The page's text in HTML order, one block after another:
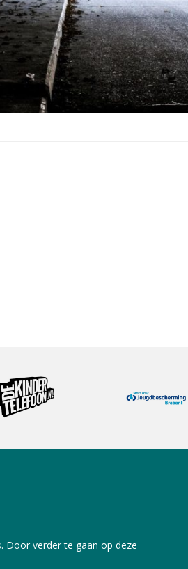
Door verder te gaan op deze